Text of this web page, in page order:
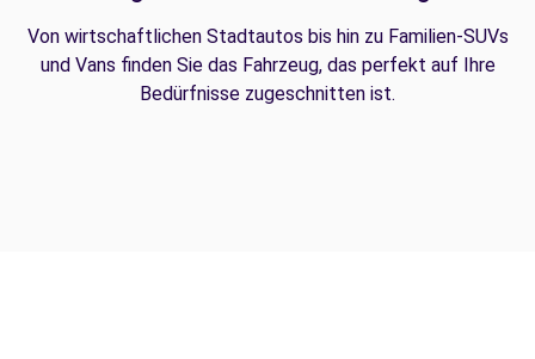
Von wirtschaftlichen Stadtautos bis hin zu Familien-SUVs
und Vans finden Sie das Fahrzeug, das perfekt auf Ihre
Bedürfnisse zugeschnitten ist.